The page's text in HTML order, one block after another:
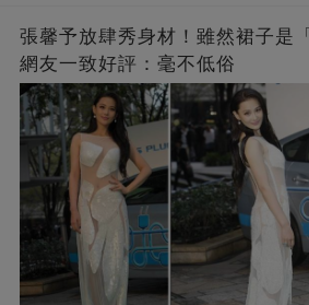
張馨予放肆秀身材！雖然裙子是
網友一致好評：毫不低俗